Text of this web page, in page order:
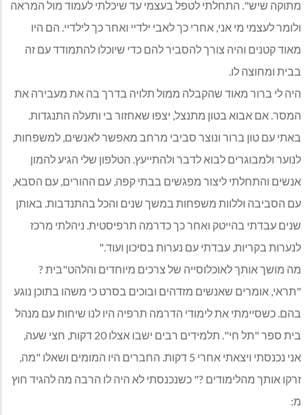
מתוקה שיש". התחלתי לטפל בעצמי עד שיכלתי לעמוד מול המראה
ולומר לעצמי מי אני, אחרי כך לאבי ילדיי ואחר כך לילדיי. הם היו
מאוד קטנים והיה צורך להסביר להם כדי שיוכלו להתמודד עם זה
בבית ומחוצה לו.
היה לי ברור מאוד שהקבלה ממול תלויה בדרך בה את מעבירה את
המסר. אם אבוא בטון מתנצל, יצפו שאחזור בי ותעלה התנגדות.
באתי עם טון ברור ונוצר סביבי מרחב מאפשר לאנשים, למשפחות,
לנוער ולמבוגרים לבוא לדבר ולהתייעץ. הטלפון שלי הגיע להמון
אנשים והתחלתי ליצור מפגשים בבתי קפה, עם ההורים, עם הסבא,
עם הסביבה וללוות משפחות במשך שנים והכל בהתנדבות. באותן
שנים עבדתי בהייטק ואחר כך כדרמה תרפיסטית. ניהלתי מרכז
לנערות בקריות, עבדתי עם נערות בסיכון ועוד."
מה מושך אותך לאוכלוסייה של צרכים מיוחדים והלהט"בית ?
"תראי, אומרים שאנשים מזדהים ובוכים בסרט כי משהו בתוכן נוגע
בהם. כשסיימתי את לימודי הדרמה תרפיה היו לנו שיחות עם מנהל
בית ספר "תל חי". תלמידים רבים ישבו אצלו 20 דקות, חצי שעה,
אני נכנסתי ויצאתי אחרי 5 דקות. החברים היו המומים ושאלו "מה,
זרקו אותך מהלימודים ?" כשנכנסתי לא היה לו הרבה מה להגיד חוץ
מ: